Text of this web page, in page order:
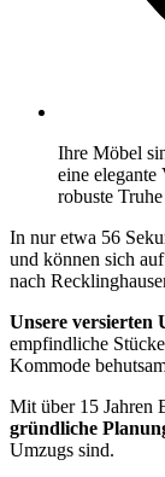
Ihre Möbel
eine
robuste
In nur etwa 56
und können sich
nach
Unsere versierten
empfindliche
Kommode
Mit über 15 Jahren
gründliche
Umzugs sind.